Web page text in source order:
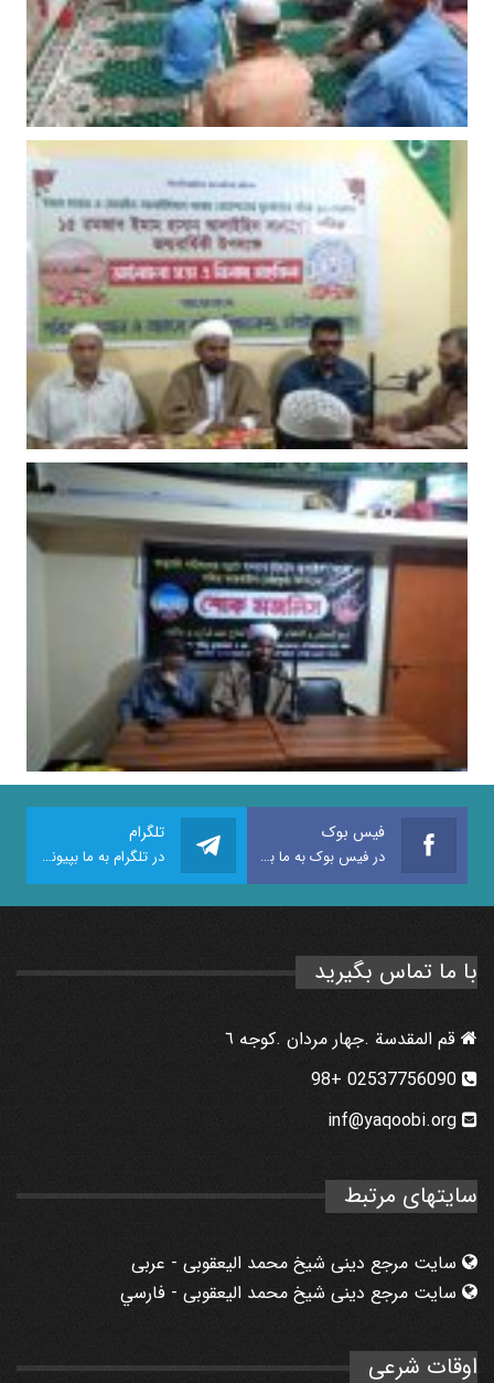
فیس بوک
در فیس بوک به ما بپیوندید
تلگرام
در تلگرام به ما بپیوندید
با ما تماس بگیرید
قم المقدسة .جهار مردان .كوجه ٦
inf@yaqoobi.org
سایتهای مرتبط
سایت مرجع دینی شیخ محمد الیعقوبی - عربی
سایت مرجع دینی شیخ محمد الیعقوبی - فارسي
اوقات شرعی